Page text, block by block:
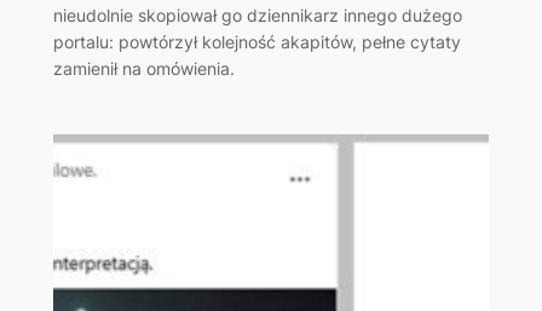
nieudolnie skopiował go dziennikarz innego dużego
portalu: powtórzył kolejność akapitów, pełne cytaty
zamienił na omówienia.